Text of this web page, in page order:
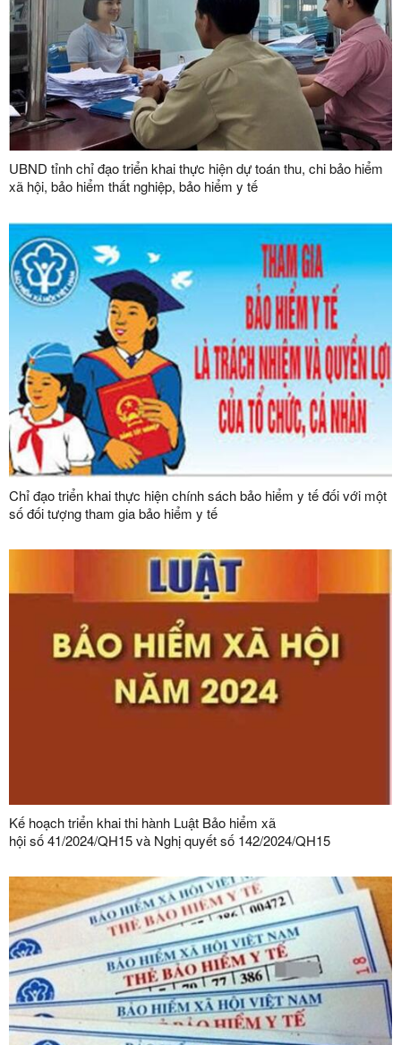
UBND tỉnh chỉ đạo triển khai thực hiện dự toán thu, chi bảo hiểm
xã hội, bảo hiểm thất nghiệp, bảo hiểm y tế
Chỉ đạo triển khai thực hiện chính sách bảo hiểm y tế đối với một
số đối tượng tham gia bảo hiểm y tế
Kế hoạch triển khai thi hành Luật Bảo hiểm xã
hội số 41/2024/QH15 và Nghị quyết số 142/2024/QH15